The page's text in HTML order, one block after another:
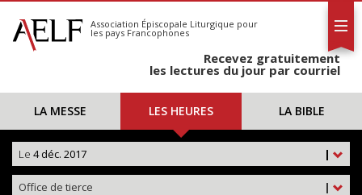
S'abonner
Calendrier
Association Épiscopale Liturgique pour
les pays Francophones
Recevez gratuitement
les lectures du jour par courriel
LA MESSE LES HEURES LA BIBLE
|
Le 4 déc. 2017
|
Office de tierce